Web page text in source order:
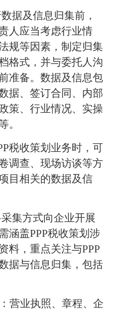
据及信息归集前，
人应当考虑行业情
规等因素，制定归集
格式，并与委托人沟
准备。数据及信息包
据、签订合同、内部
策、行业情况、实操
。
税收策划业务时，可
调查、现场访谈等方
目相关的数据及信
集方式向企业开展
涵盖PPP税收策划涉
料，重点关注与PPP
据与信息归集，包括
营业执照、章程、企